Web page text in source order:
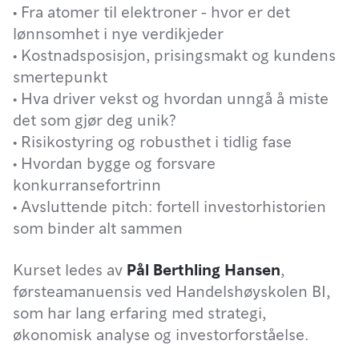
• Fra atomer til elektroner - hvor er det
lønnsomhet i nye verdikjeder
• Kostnadsposisjon, prisingsmakt og kundens
smertepunkt
• Hva driver vekst og hvordan unngå å miste
det som gjør deg unik?
• Risikostyring og robusthet i tidlig fase
• Hvordan bygge og forsvare
konkurransefortrinn
• Avsluttende pitch: fortell investorhistorien
som binder alt sammen
Kurset ledes av Pål Berthling Hansen,
førsteamanuensis ved Handelshøyskolen BI,
som har lang erfaring med strategi,
økonomisk analyse og investorforståelse.